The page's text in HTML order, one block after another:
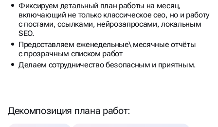
Фиксируем детальный план работы на месяц,
включающий не только классическое сео, но и работу
с постами, ссылками, нейрозапросами, локальным
SEO.
Предоставляем еженедельные\ месячные отчёты
с прозрачным списком работ
Делаем сотрудничество безопасным и приятным.
Декомпозиция плана работ: